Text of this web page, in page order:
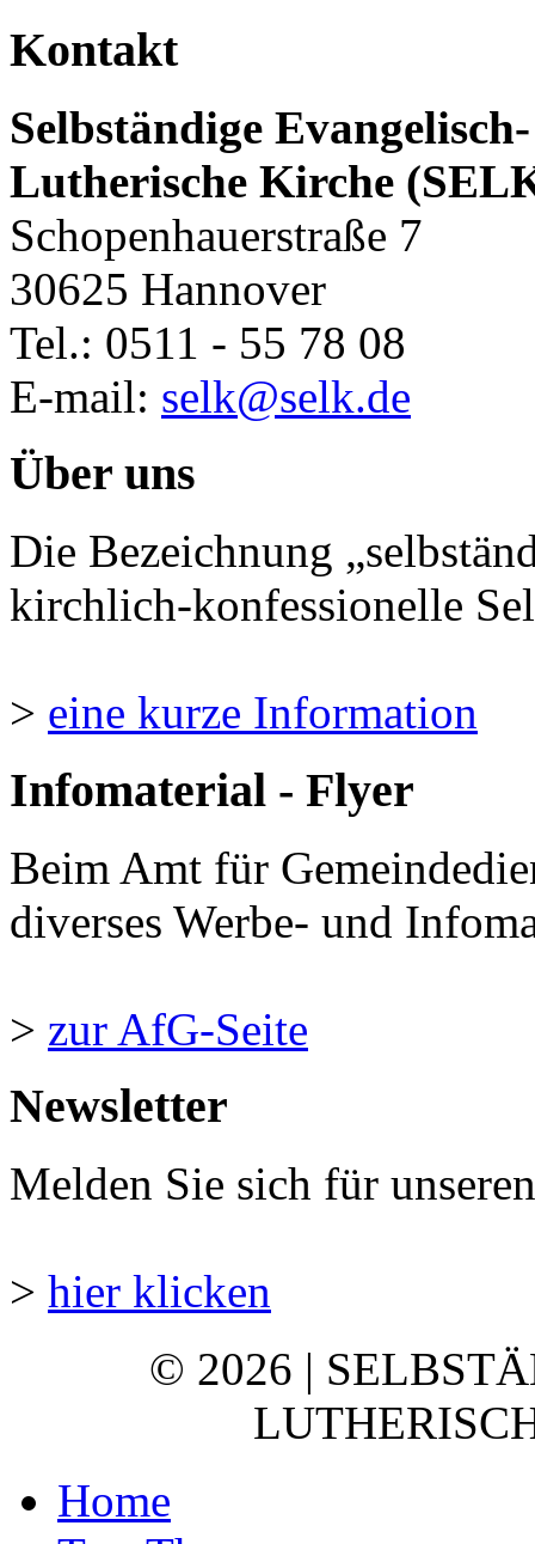
Kontakt
Selbständige Evangelisch-
Lutherische Kirche
Schopenhauerstraße 7
30625 Hannover
Tel.: 0511 - 55 78 08
E-mail: selk@selk.de
Über uns
Die Bezeichnung
kirchlich-konfessionelle
> eine kurze Information
Infomaterial - Flyer
Beim Amt für
diverses Werbe- und
> zur AfG-Seite
Newsletter
Melden Sie sich für
> hier klicken
© 2026 |
Home